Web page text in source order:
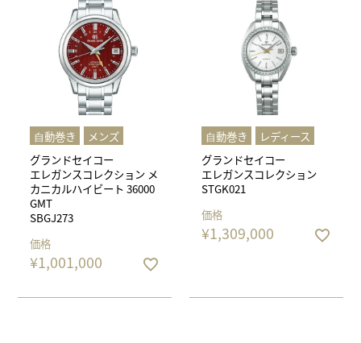
⾃動巻き
メンズ
グランドセイコー
エレガンスコレクション メ
カニカルハイビート 36000
GMT
SBGJ273
価格
¥1,001,000
⾃動巻き
レディース
グランドセイコー
エレガンスコレクション
STGK021
価格
¥1,309,000